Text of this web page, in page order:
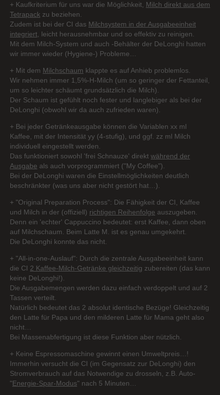
+ Kaufkriterium für uns war die Möglichkeit, Milch direkt aus dem
Tetrapack zu beziehen.
Zudem ist bei der CI das Milchsystem in der Ausgabeeinheit
integriert , leicht herausnehmbar und so effektiv zu reinigen.
Mit dem Milch-System und auch -Behälter der DeLonghi hatten
wir immer wieder (Hygiene-) Probleme…
+ Mit dem Milchschaum klappte es auf Anhieb problemlos.
Wir nehmen immer 1,5%-H-Milch (um so geringer der Fettanteil,
um so leichter schäumt grundsätzlich die Milch).
Der Schaum ist gefühlt noch fester und langlebiger als bei der
DeLonghi (obwohl wir da auch zufrieden waren).
+ Bei jeder Getränkeausgabe können die Variablen xx ml
Kaffee, mit der Intensität yy (4-stufig), und ggf. zz ml Milch
individuell eingestellt werden.
Das funktioniert sowohl 'frei Schnauze' direkt während der
Ausgabe als auch vorprogrammiert ("My Coffee").
Bei der DeLonghi waren die Einstellmöglichkeiten deutlich
beschränkter (was uns aber nicht gestört hat…).
+ "Original Preparation Process": Die Fähigkeit der CI, Kaffee
und Milch in der (offiziell) richtigen Reihenfolge auszugeben.
Denn ein 'echter' Cappuccino bedeutet: erst Kaffee, dann oben
auf Milchschaum. Beim Latte M. ist es genau umgekehrt.
Die DeLonghi konnte das nicht.
+ "All-in-one-Auslauf": Durch die zentrale Ausgabeeinheit kann
die CI 2 Kaffee-Milch-Getränke gleichzeitig zubereiten (das kann
keine DeLonghi!).
Die Ausgabemengen werden dazu einfach verdoppelt und auf 2
Tassen verteilt.
Natürlich bedeutet das 2 absolut identische Bezüge! Gleichzeitig
den Latte für Papa und den milderen Latte für Mama geht also
nicht…
Bei Massenabfertigung ist diese Funktion aber nützlich.
+ Keine Espressomaschine gewinnt einen Umweltpreis…!
Immerhin versucht die CI (im Gegensatz zur DeLonghi) den
Stromverbrauch auf das Notwendige zu drosseln, z.B. Auto-
"Energie-Spar-Modus" nach 5 Minuten…